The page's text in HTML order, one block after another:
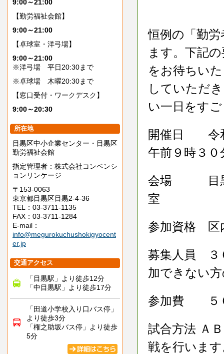
9:00～21:00
【勤労福祉会館】
9:00～21:00
【卓球室・洋弓場】
9:00～21:00
※洋弓場 平日20:30まで
※卓球場 木曜20:30まで
【窓口受付・ワークデスク】
9:00～20:30
所在地
目黒区中小企業センター・目黒区
勤労福祉会館
指定管理者：株式会社コンベンシ
ョンリンケージ
〒153-0063
東京都目黒区目黒2-4-36
TEL：03-3711-1135
FAX：03-3711-1284
E-mail：
info@megurokuchushokigyocent
er.jp
交通アクセス
「目黒駅」より徒歩12分
「中目黒駅」より徒歩17分
「田道小学校入り口バス停」
より徒歩3分
「権之助坂バス停」より徒歩
5分
恒例の「勤
ます。下記
をお待ちい
していただ
い一日をす
開催日 令和
午前９時３０
会場 目黒区
室
参加資格 区
募集人員 ３
加できない
参加費 ５０
試合方法 Ａ
戦を行いま